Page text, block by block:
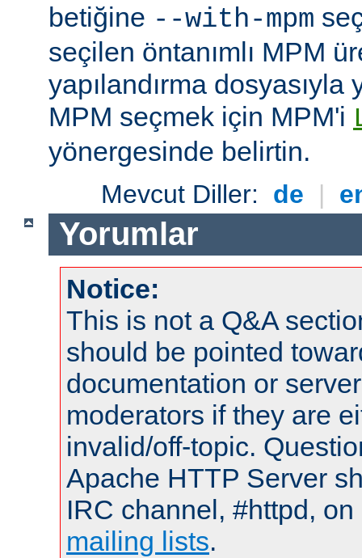
betiğine --with-mpm
seçilen öntanımlı MPM
yapılandırma dosyasıyla
MPM seçmek için MPM'i
yönergesinde belirtin.
Mevcut Diller: de |
Yorumlar
Notice:
This is not a Q&A
should be pointed
documentation or
moderators if they are
invalid/off-topic.
Apache HTTP Server
IRC channel, #httpd,
mailing lists.